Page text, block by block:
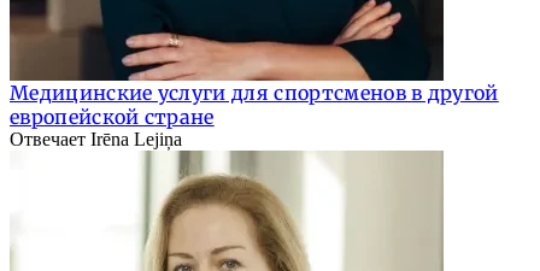
Медицинские услуги для спортсменов в другой
европейской стране
Отвечает Irēna Lejiņa